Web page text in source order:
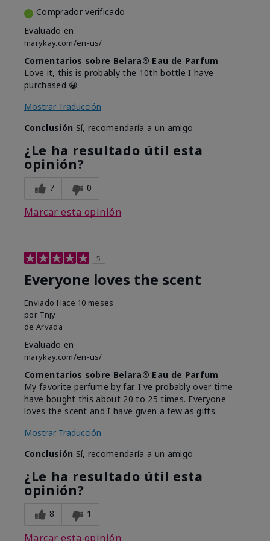
Comprador verificado
Evaluado en
marykay.com/en-us/
Comentarios sobre Belara® Eau de Parfum
Love it, this is probably the 10th bottle I have
purchased 😀
Mostrar Traducción
Conclusión Sí, recomendaría a un amigo
¿Le ha resultado útil esta
opinión?
7 0
Marcar esta opinión
5
Everyone loves the scent
Enviado Hace 10 meses
por Tnjy
de Arvada
Evaluado en
marykay.com/en-us/
Comentarios sobre Belara® Eau de Parfum
My favorite perfume by far. I've probably over time
have bought this about 20 to 25 times. Everyone
loves the scent and I have given a few as gifts.
Mostrar Traducción
Conclusión Sí, recomendaría a un amigo
¿Le ha resultado útil esta
opinión?
8 1
Marcar esta opinión